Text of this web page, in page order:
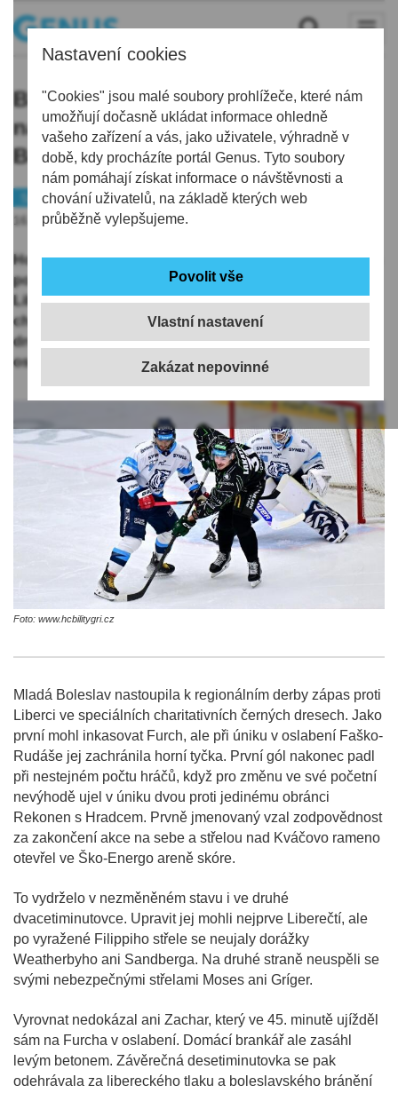
Nastavení cookies
"Cookies" jsou malé soubory prohlížeče, které nám
umožňují dočasně ukládat informace ohledně
vašeho zařízení a vás, jako uživatele, výhradně v
době, kdy procházíte portál Genus. Tyto soubory
nám pomáhají získat informace o návštěvnosti a
chování uživatelů, na základě kterých web
průběžně vylepšujeme.
Vlastní nastavení
Bílí Tygři vyšli v derby střelecky
naprázdno, výhru slaví Mladá
Boleslav
Hokej
Sport
16.11.2025 | 19:03
Hokejisté Mladé Boleslavi vyhráli i druhý domácí zápas
pod vedením kouče Miloslava Hořavy, když porazili
Liberec 2:0. Brankář Dominik Furch, jenž byl patronem
charitativního zápasu, udržel čisté konto a připsal si
druhou nulu v sezoně. Opět proti Liberci. Stylově tím
oslavil svůj čtyřstý extraligový start.
Foto: www.hcbilitygri.cz
Mladá Boleslav nastoupila k regionálním derby zápas proti
Liberci ve speciálních charitativních černých dresech. Jako
první mohl inkasovat Furch, ale při úniku v oslabení Faško-
Rudáše jej zachránila horní tyčka. První gól nakonec padl
při nestejném počtu hráčů, když pro změnu ve své početní
nevýhodě ujel v úniku dvou proti jedinému obránci
Rekonen s Hradcem. Prvně jmenovaný vzal zodpovědnost
za zakončení akce na sebe a střelou nad Kváčovo rameno
otevřel ve Ško-Energo areně skóre.
To vydrželo v nezměněném stavu i ve druhé
dvacetiminutovce. Upravit jej mohli nejprve Liberečtí, ale
po vyražené Filippiho střele se neujaly dorážky
Weatherbyho ani Sandberga. Na druhé straně neuspěli se
svými nebezpečnými střelami Moses ani Gríger.
Vyrovnat nedokázal ani Zachar, který ve 45. minutě ujížděl
sám na Furcha v oslabení. Domácí brankář ale zasáhl
levým betonem. Závěrečná desetiminutovka se pak
odehrávala za libereckého tlaku a boleslavského bránění